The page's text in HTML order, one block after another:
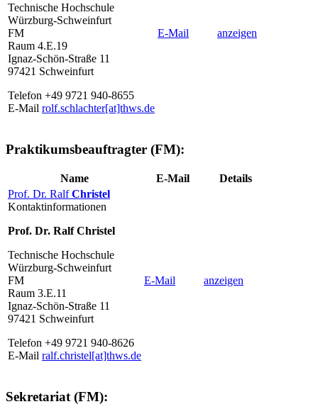
Technische Hochschule
Würzburg-Schweinfurt
FM
Raum 4.E.19
Ignaz-Schön-Straße 11
97421 Schweinfurt
Telefon +49 9721 940-8655
E-Mail rolf.schlachter[at]thws.de
E-Mail anzeigen
Praktikumsbeauftragter (FM):
Name E-Mail
Details
Prof. Dr. RalfChristel
Kontaktinformationen
Prof. Dr. Ralf Christel
Technische Hochschule
Würzburg-Schweinfurt
FM
Raum 3.E.11
Ignaz-Schön-Straße 11
97421 Schweinfurt
Telefon +49 9721 940-8626
E-Mail ralf.christel[at]thws.de
E-Mail anzeigen
Sekretariat (FM):